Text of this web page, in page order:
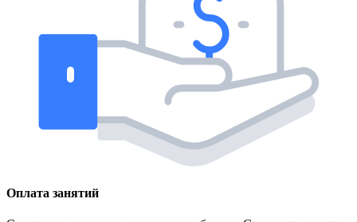
Оплата занятий